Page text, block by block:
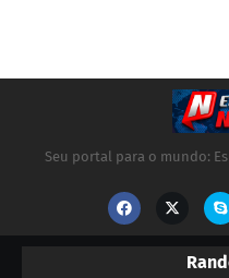
Seu portal para o mundo: